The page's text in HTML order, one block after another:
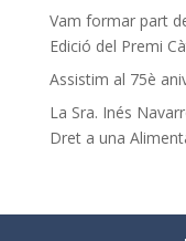
Vam formar part
Edició del Premi
Assistim al 75è
La Sra. Inés
Dret a una